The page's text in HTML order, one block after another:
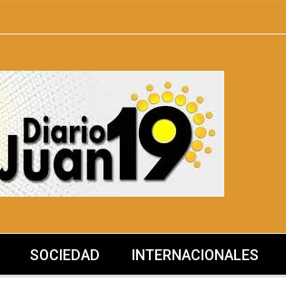
SOCIEDAD INTERNACIONALES